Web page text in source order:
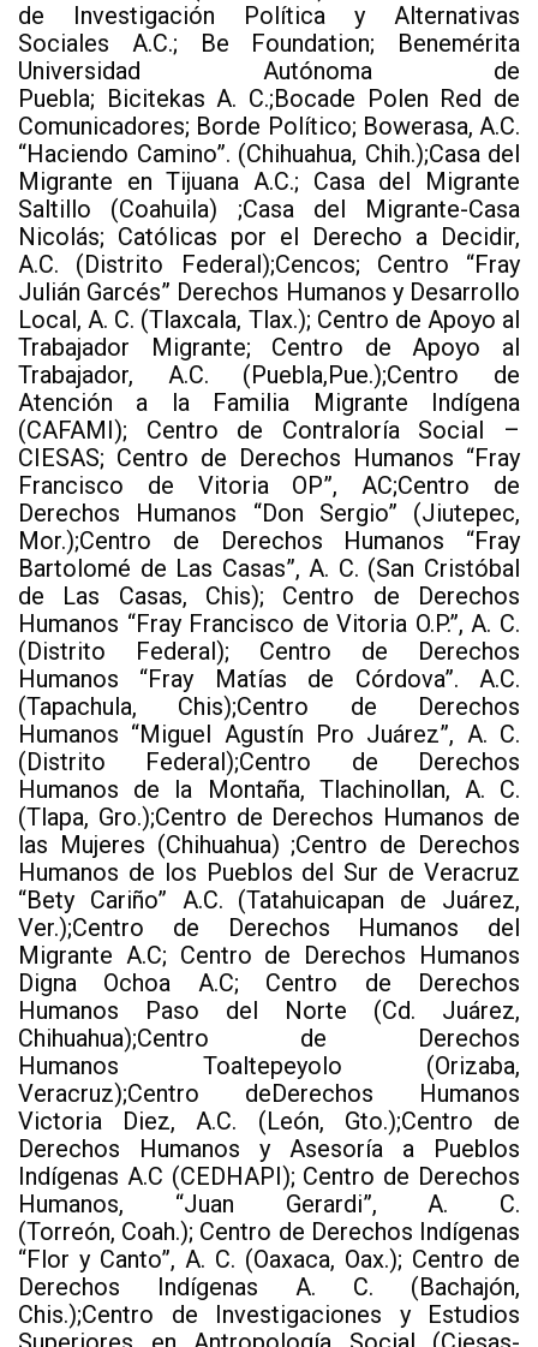
de Investigación Política y Alternativas
Sociales A.C.; Be Foundation; Benemérita
Universidad Autónoma de
Puebla; Bicitekas A. C.;Bocade Polen Red de
Comunicadores; Borde Político; Bowerasa, A.C.
“Haciendo Camino”. (Chihuahua, Chih.);Casa del
Migrante en Tijuana A.C.; Casa del Migrante
Saltillo (Coahuila) ;Casa del Migrante-Casa
Nicolás; Católicas por el Derecho a Decidir,
A.C. (Distrito Federal);Cencos; Centro “Fray
Julián Garcés” Derechos Humanos y Desarrollo
Local, A. C. (Tlaxcala, Tlax.); Centro de Apoyo al
Trabajador Migrante; Centro de Apoyo al
Trabajador, A.C. (Puebla,Pue.);Centro de
Atención a la Familia Migrante Indígena
(CAFAMI); Centro de Contraloría Social –
CIESAS; Centro de Derechos Humanos “Fray
Francisco de Vitoria OP”, AC;Centro de
Derechos Humanos “Don Sergio” (Jiutepec,
Mor.);Centro de Derechos Humanos “Fray
Bartolomé de Las Casas”, A. C. (San Cristóbal
de Las Casas, Chis); Centro de Derechos
Humanos “Fray Francisco de Vitoria O.P.”, A. C.
(Distrito Federal); Centro de Derechos
Humanos “Fray Matías de Córdova”. A.C.
(Tapachula, Chis);Centro de Derechos
Humanos “Miguel Agustín Pro Juárez”, A. C.
(Distrito Federal);Centro de Derechos
Humanos de la Montaña, Tlachinollan, A. C.
(Tlapa, Gro.);Centro de Derechos Humanos de
las Mujeres (Chihuahua) ;Centro de Derechos
Humanos de los Pueblos del Sur de Veracruz
“Bety Cariño” A.C. (Tatahuicapan de Juárez,
Ver.);Centro de Derechos Humanos del
Migrante A.C; Centro de Derechos Humanos
Digna Ochoa A.C; Centro de Derechos
Humanos Paso del Norte (Cd. Juárez,
Chihuahua);Centro de Derechos
Humanos Toaltepeyolo (Orizaba,
Veracruz);Centro deDerechos Humanos
Victoria Diez, A.C. (León, Gto.);Centro de
Derechos Humanos y Asesoría a Pueblos
Indígenas A.C (CEDHAPI); Centro de Derechos
Humanos, “Juan Gerardi”, A. C.
(Torreón, Coah.); Centro de Derechos Indígenas
“Flor y Canto”, A. C. (Oaxaca, Oax.); Centro de
Derechos Indígenas A. C. (Bachajón,
Chis.);Centro de Investigaciones y Estudios